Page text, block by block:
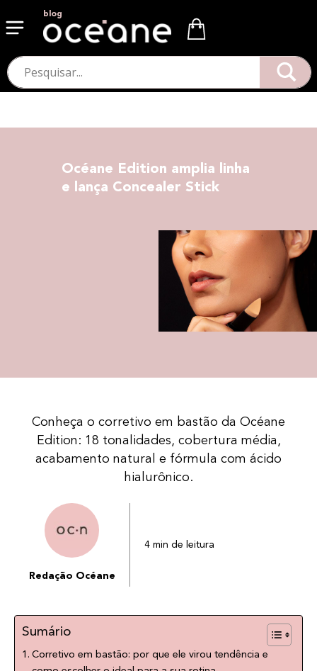
blog
Océane Edition amplia linha
e lança Concealer Stick
Conheça o corretivo em bastão da Océane
Edition: 18 tonalidades, cobertura média,
acabamento natural e fórmula com ácido
hialurônico.
Redação Océane
4 min de leitura
Sumário
Corretivo em bastão: por que ele virou tendência e